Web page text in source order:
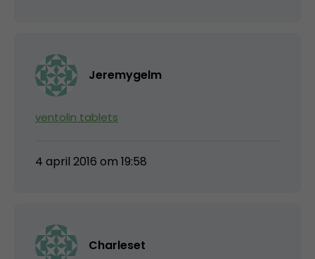
Jeremygelm
ventolin tablets
4 april 2016 om 19:58
Charleset